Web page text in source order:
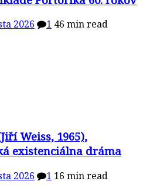
2026 1 46 min read
Weiss, 1965),
existenciálna dráma
2026 1 16 min read